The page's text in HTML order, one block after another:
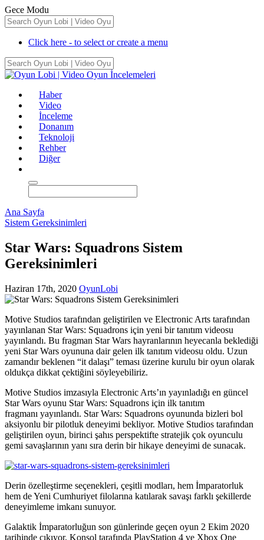
Gece Modu
Click here - to select or create a menu
Haber
Video
İnceleme
Donanım
Teknoloji
Rehber
Diğer
Ana Sayfa
Sistem Gereksinimleri
Star Wars: Squadrons Sistem
Gereksinimleri
Haziran 17th, 2020 OyunLobi
Motive Studios tarafından geliştirilen ve Electronic Arts tarafından
yayınlanan Star Wars: Squadrons için yeni bir tanıtım videosu
yayınlandı. Bu fragman Star Wars hayranlarının heyecanla beklediği
yeni Star Wars oyununa dair gelen ilk tanıtım videosu oldu. Uzun
zamandır beklenen “it dalaşı” teması üzerine kurulu bir oyun olarak
oldukça dikkat çektiğini söyleyebiliriz.
Motive Studios imzasıyla Electronic Arts’ın yayınladığı en güncel
Star Wars oyunu Star Wars: Squadrons için ilk tanıtım
fragmanı yayınlandı. Star Wars: Squadrons oyununda bizleri bol
aksiyonlu bir pilotluk deneyimi bekliyor. Motive Studios tarafından
geliştirilen oyun, birinci şahıs perspektifte stratejik çok oyunculu
gemi savaşlarının yanı sıra derin bir hikaye deneyimi de sunacak.
Derin özelleştirme seçenekleri, çeşitli modları, hem İmparatorluk
hem de Yeni Cumhuriyet filolarına katılarak savaşı farklı şekillerde
deneyimleme imkanı sunuyor.
Galaktik İmparatorluğun son günlerinde geçen oyun 2 Ekim 2020
tarihinde çıkıyor. Konsol tarafında PlayStation 4 ve Xbox One